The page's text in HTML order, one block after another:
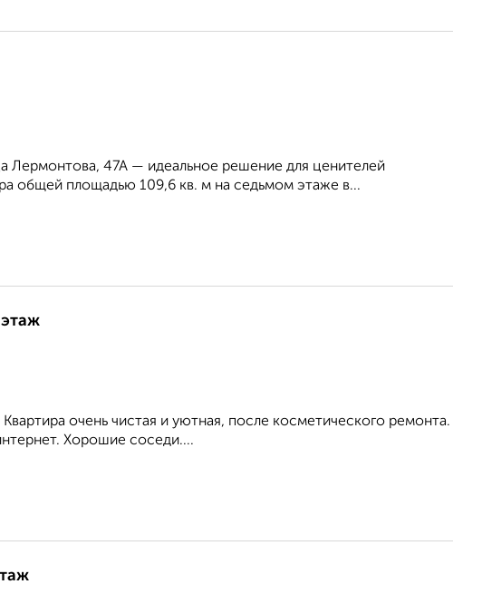
Лермонтова, 47А — идеальное решение для ценителей
общей площадью 109,6 кв. м на седьмом этаже в...
очень чистая и уютная, после косметического ремонта.
Хорошие соседи....